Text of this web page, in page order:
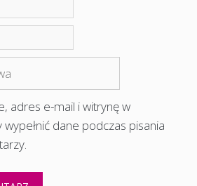
adres e-mail i witrynę w
dane podczas pisania